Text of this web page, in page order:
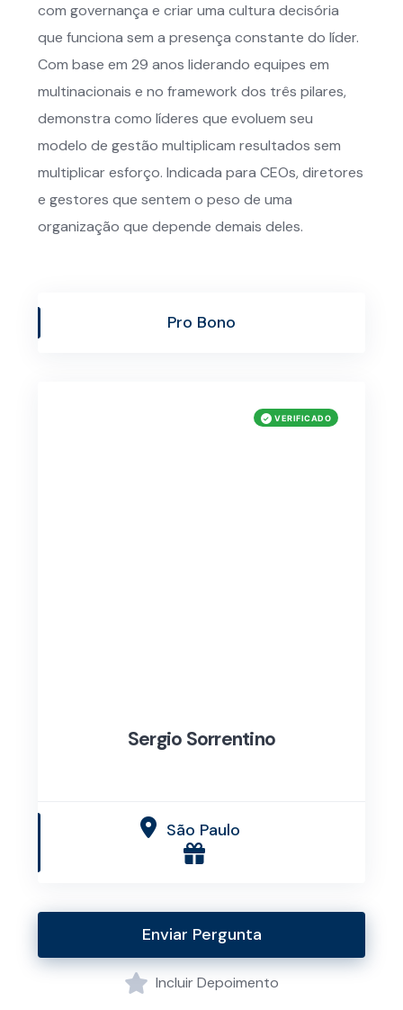
com governança e criar uma cultura decisória
que funciona sem a presença constante do líder.
Com base em 29 anos liderando equipes em
multinacionais e no framework dos três pilares,
demonstra como líderes que evoluem seu
modelo de gestão multiplicam resultados sem
multiplicar esforço. Indicada para CEOs, diretores
e gestores que sentem o peso de uma
organização que depende demais deles.
Pro Bono
Sergio Sorrentino
São Paulo
Enviar Pergunta
Incluir Depoimento